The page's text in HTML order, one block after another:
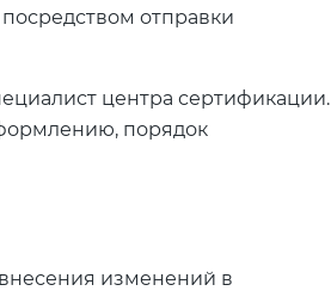
отправки
центра сертификации.
порядок
изменений в